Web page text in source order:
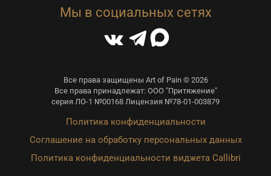
Мы в социальных сетях
Все права защищены Art of Pain © 2026
Все права принадлежат: ООО "Притяжение"
серия ЛО-1 №00168 Лицензия №78-01-003879
Политика конфиденциальности
Соглашение на обработку персональных данных
Политика конфиденциальности виджета Callibri